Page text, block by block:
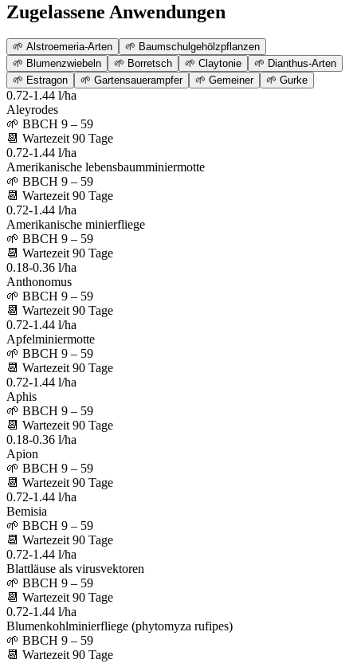
Zugelassene Anwendungen
🌱 Alstroemeria-Arten 🌱 Baumschulgehölzpflanzen
🌱 Blumenzwiebeln 🌱 Borretsch 🌱 Claytonie 🌱 Dianthus-Arten
🌱 Estragon 🌱 Gartensauerampfer 🌱 Gemeiner 🌱 Gurke
0.72-1.44 l/ha
Aleyrodes
🌱 BBCH 9 – 59
📆 Wartezeit 90 Tage
0.72-1.44 l/ha
Amerikanische lebensbaumminiermotte
🌱 BBCH 9 – 59
📆 Wartezeit 90 Tage
0.72-1.44 l/ha
Amerikanische minierfliege
🌱 BBCH 9 – 59
📆 Wartezeit 90 Tage
0.18-0.36 l/ha
Anthonomus
🌱 BBCH 9 – 59
📆 Wartezeit 90 Tage
0.72-1.44 l/ha
Apfelminiermotte
🌱 BBCH 9 – 59
📆 Wartezeit 90 Tage
0.72-1.44 l/ha
Aphis
🌱 BBCH 9 – 59
📆 Wartezeit 90 Tage
0.18-0.36 l/ha
Apion
🌱 BBCH 9 – 59
📆 Wartezeit 90 Tage
0.72-1.44 l/ha
Bemisia
🌱 BBCH 9 – 59
📆 Wartezeit 90 Tage
0.72-1.44 l/ha
Blattläuse als virusvektoren
🌱 BBCH 9 – 59
📆 Wartezeit 90 Tage
0.72-1.44 l/ha
Blumenkohlminierfliege (phytomyza rufipes)
🌱 BBCH 9 – 59
📆 Wartezeit 90 Tage